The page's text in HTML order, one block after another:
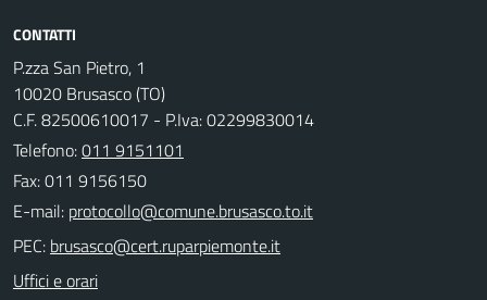
CONTATTI
P.zza San Pietro, 1
10020 Brusasco (TO)
C.F. 82500610017 - P.Iva: 02299830014
Telefono:011 9151101
Fax: 011 9156150
E-mail:
PEC:
Uffici e orari